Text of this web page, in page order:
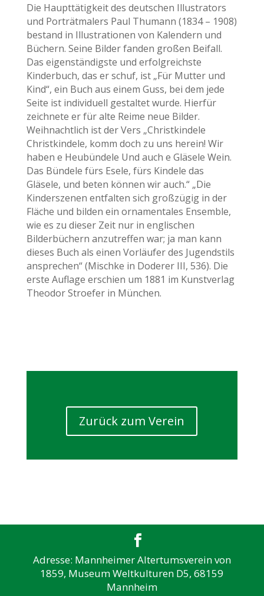
Die Haupttätigkeit des deutschen Illustrators
und Porträtmalers Paul Thumann (1834 – 1908)
bestand in Illustrationen von Kalendern und
Büchern. Seine Bilder fanden großen Beifall.
Das eigenständigste und erfolgreichste
Kinderbuch, das er schuf, ist „Für Mutter und
Kind“, ein Buch aus einem Guss, bei dem jede
Seite ist individuell gestaltet wurde. Hierfür
zeichnete er für alte Reime neue Bilder.
Weihnachtlich ist der Vers „Christkindele
Christkindele, komm doch zu uns herein! Wir
haben e Heubündele Und auch e Gläsele Wein.
Das Bündele fürs Esele, fürs Kindele das
Gläsele, und beten können wir auch.“ „Die
Kinderszenen entfalten sich großzügig in der
Fläche und bilden ein ornamentales Ensemble,
wie es zu dieser Zeit nur in englischen
Bilderbüchern anzutreffen war; ja man kann
dieses Buch als einen Vorläufer des Jugendstils
ansprechen“ (Mischke in Doderer III, 536). Die
erste Auflage erschien um 1881 im Kunstverlag
Theodor Stroefer in München.
Zurück zum Verein
Adresse: Mannheimer Altertumsverein von
1859, Museum Weltkulturen D5, 68159
Mannheim